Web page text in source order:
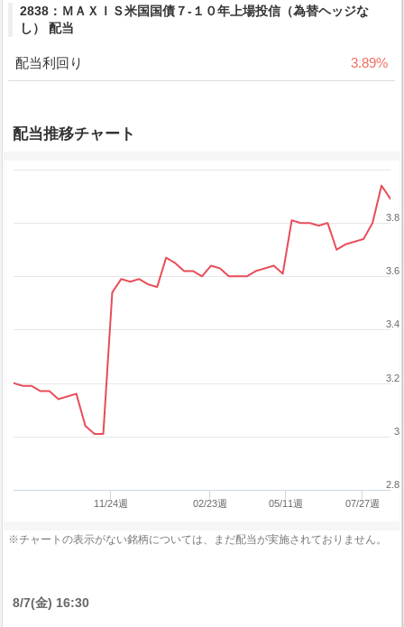
2838：ＭＡＸＩＳ米国国債７-１０年上場投信（為替ヘッジな
し） 配当
配当利回り 3.89%
配当推移チャート
11/24週 02/23週 05/11週 07/27週
2.8
3
3.2
3.4
3.6
3.8
※チャートの表示がない銘柄については、まだ配当が実施されておりません。
8/7(金) 16:30